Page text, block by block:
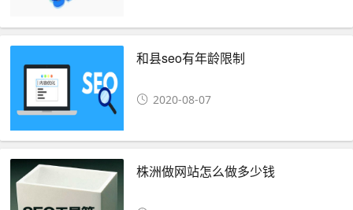
和县seo有年龄限制
2020-08-07
株洲做网站怎么做多少钱